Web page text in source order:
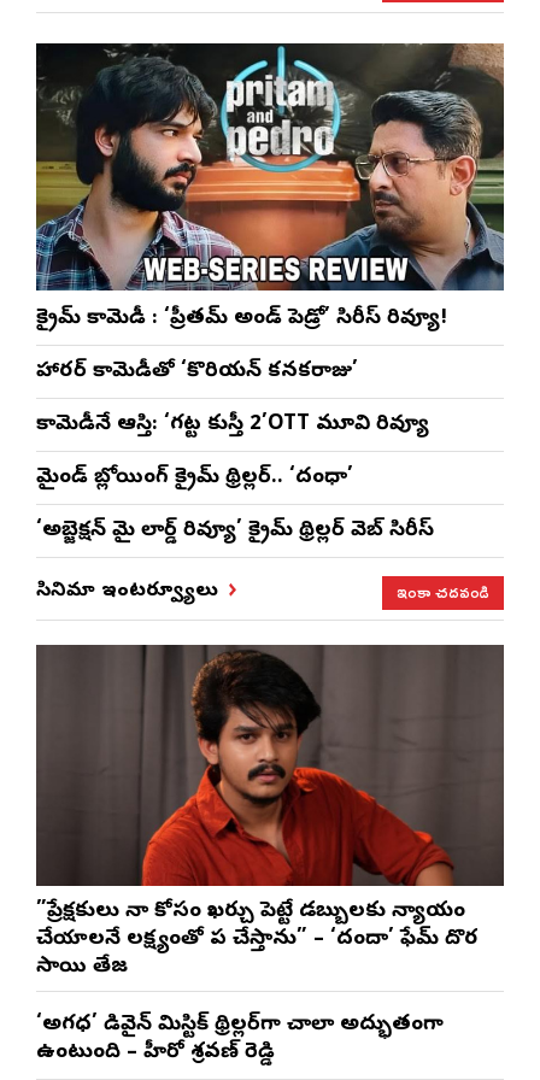
క్రైమ్ కామెడీ : ‘ప్రీతమ్ అండ్ పెడ్రో’ సిరీస్ రివ్యూ!
హారర్ కామెడీతో ‘కొరియన్ కనకరాజు’
కామెడీనే ఆస్తి: ‘గట్ట కుస్తీ 2’OTT మూవి రివ్యూ
మైండ్ బ్లోయింగ్ క్రైమ్ థ్రిల్లర్.. ‘దంధా’
‘అబ్జెక్ష‌న్ మై లార్డ్ రివ్యూ’ క్రైమ్ థ్రిల్ల‌ర్ వెబ్ సిరీస్
సినిమా ఇంటర్వ్యూలు ఇంకా చదవండి
”ప్రేక్షకులు నా కోసం ఖర్చు పెట్టే డబ్బులకు న్యాయం
చేయాలనే లక్ష్యంతో పని చేస్తాను” – ‘దందా’ ఫేమ్ దొర
సాయి తేజ
‘అగధ’ డివైన్ మిస్టిక్ థ్రిల్లర్‌గా చాలా అద్భుతంగా
ఉంటుంది – హీరో శ్రవణ్ రెడ్డి